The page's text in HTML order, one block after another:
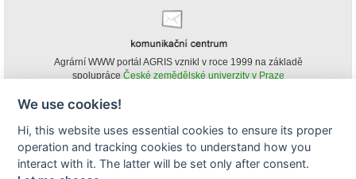
Agrární WWW portál AGRIS vznikl v roce 1999 na základě
spolupráce České zemědělské univerzity v Praze
obsahu agrárního WWW portálu AGRIS je možné
(pokud není uvedeno jinak) pouze za podmínky uvedení zdroje v podobě
www.agris.cz a data publikace v AGRISu.
We use cookies!
Hi, this website uses essential cookies to ensure its proper
operation and tracking cookies to understand how you
interact with it. The latter will be set only after consent.